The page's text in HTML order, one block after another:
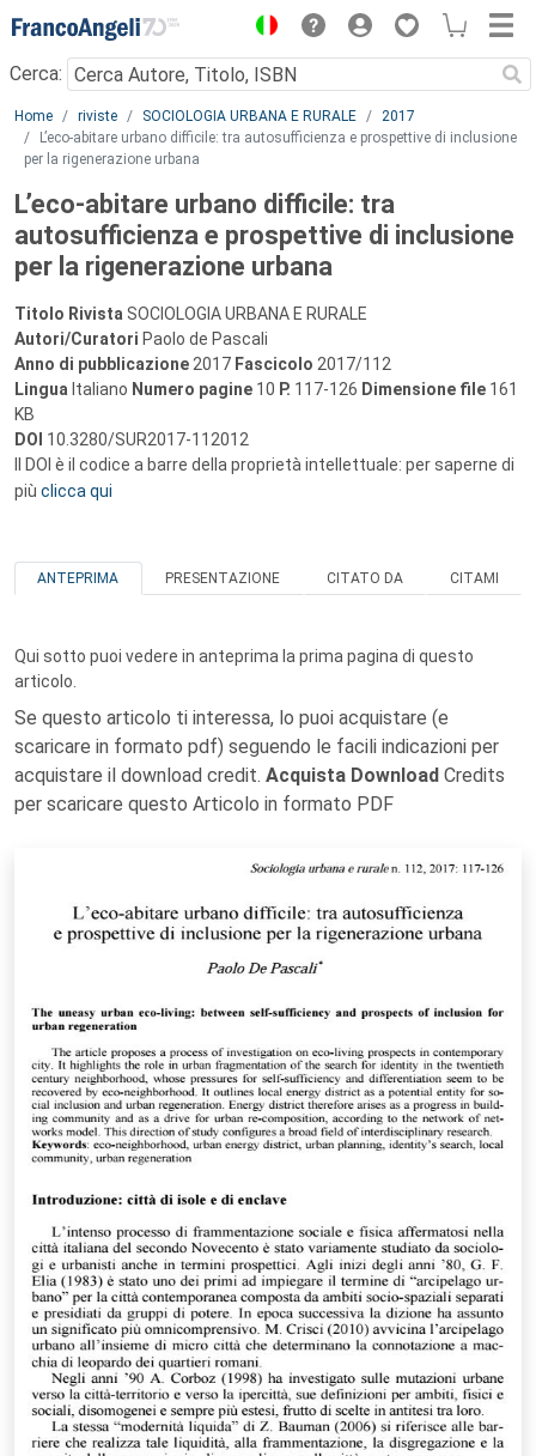
Menu
Cerca:
Main content
Home riviste SOCIOLOGIA URBANA E RURALE
2017
L’eco-abitare urbano difficile: tra autosufficienza e prospettive di inclusione
per la rigenerazione urbana
L’eco-abitare urbano difficile: tra
autosufficienza e prospettive di inclusione
per la rigenerazione urbana
Titolo Rivista SOCIOLOGIA URBANA E RURALE
Autori/Curatori Paolo de Pascali
Anno di pubblicazione 2017 Fascicolo 2017/112
Lingua Italiano Numero pagine 10 P. 117-126 Dimensione file 161
KB
DOI 10.3280/SUR2017-112012
Il DOI è il codice a barre della proprietà intellettuale: per saperne di
più clicca qui
ANTEPRIMA PRESENTAZIONE CITATO DA CITAMI
Qui sotto puoi vedere in anteprima la prima pagina di questo
articolo.
Se questo articolo ti interessa, lo puoi acquistare (e
scaricare in formato pdf) seguendo le facili indicazioni per
acquistare il download credit. Acquista Download Credits
per scaricare questo Articolo in formato PDF